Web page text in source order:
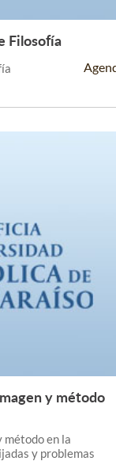
Leer Más +
Filosofía
Leer Más +
y método
método en la
y problemas